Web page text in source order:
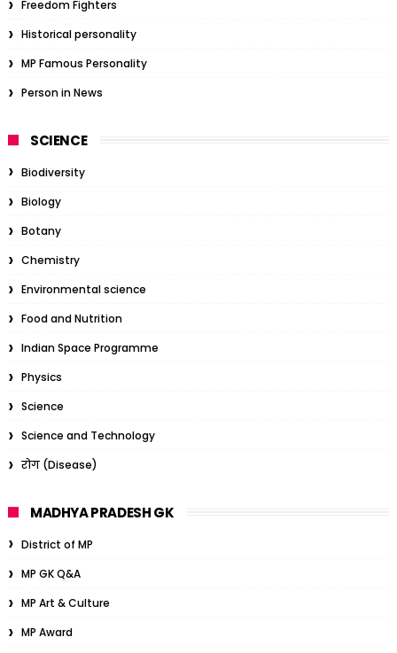
Freedom Fighters
Historical personality
MP Famous Personality
Person in News
SCIENCE
Biodiversity
Biology
Botany
Chemistry
Environmental science
Food and Nutrition
Indian Space Programme
Physics
Science
Science and Technology
रोग (Disease)
MADHYA PRADESH GK
District of MP
MP GK Q&A
MP Art & Culture
MP Award